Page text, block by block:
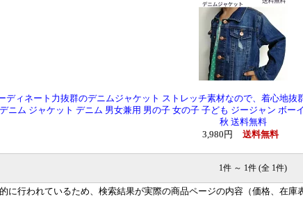
ディネート力抜群のデニムジャケット ストレッチ素材なので、着心地
ニム ジャケット デニム 男女兼用 男の子 女の子 子ども ジージャン ボ
秋 送料無料
3,980円
送料無料
1件 ～ 1件 (全 1件)
に行われているため、検索結果が実際の商品ページの内容（価格、在庫